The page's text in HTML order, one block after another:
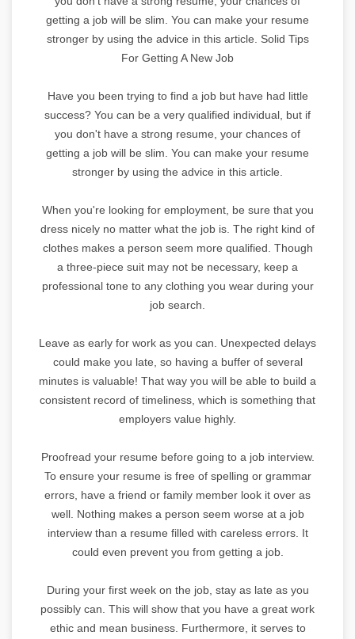
getting a job will be slim. You can make your resume
stronger by using the advice in this article. Solid Tips
For Getting A New Job
Have you been trying to find a job but have had little
success? You can be a very qualified individual, but if
you don't have a strong resume, your chances of
getting a job will be slim. You can make your resume
stronger by using the advice in this article.
When you're looking for employment, be sure that you
dress nicely no matter what the job is. The right kind of
clothes makes a person seem more qualified. Though
a three-piece suit may not be necessary, keep a
professional tone to any clothing you wear during your
job search.
Leave as early for work as you can. Unexpected delays
could make you late, so having a buffer of several
minutes is valuable! That way you will be able to build a
consistent record of timeliness, which is something that
employers value highly.
Proofread your resume before going to a job interview.
To ensure your resume is free of spelling or grammar
errors, have a friend or family member look it over as
well. Nothing makes a person seem worse at a job
interview than a resume filled with careless errors. It
could even prevent you from getting a job.
During your first week on the job, stay as late as you
possibly can. This will show that you have a great work
ethic and mean business. Furthermore, it serves to